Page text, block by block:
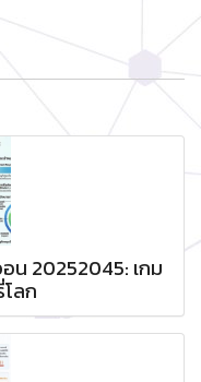
น 20252045: เกม
ลก